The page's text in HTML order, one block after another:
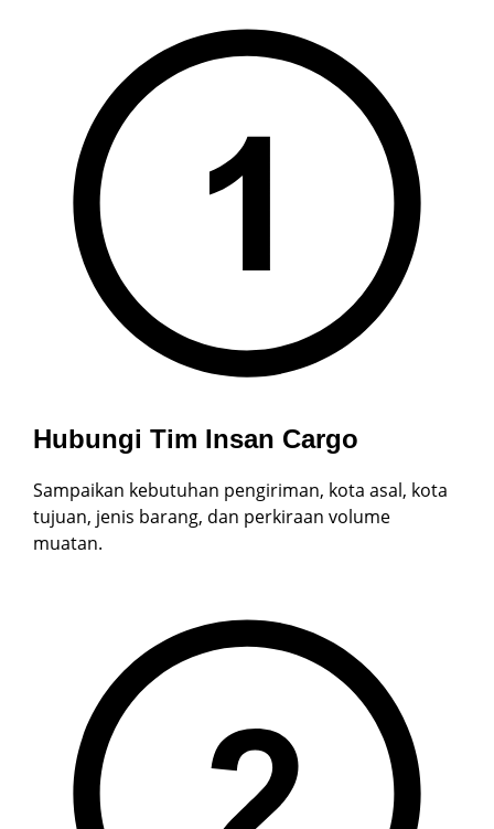
Hubungi Tim Insan Cargo
Sampaikan kebutuhan pengiriman, kota asal, kota
tujuan, jenis barang, dan perkiraan volume
muatan.